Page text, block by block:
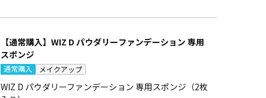
【通常購入】WIZ D パウダリーファンデーション 専用
スポンジ
通常購入 メイクアップ
WIZ D パウダリーファンデーション 専用スポンジ（2枚